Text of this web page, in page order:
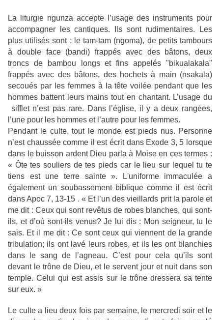
La liturgie ngunza accepte l’usage des instruments pour
accompagner les cantiques. Ils sont rudimentaires. Les
plus utilisés sont : le tam-tam (ngoma), de petits tambours
à double face (bandi) frappés avec des bâtons, deux
troncs de bambou longs et fins appelés "bikualakala"
frappés avec des bâtons, des hochets à main (nsakala)
secoués par les femmes à la tête voilée pendant que les
hommes battent leurs mains tout en chantant. L’usage du
sifflet n’est pas rare. Dans l’église, il y a deux rangées,
l’une pour les hommes et l’autre pour les femmes.
Pendant le culte, tout le monde est pieds nus. Personne
n’est chaussée comme il est écrit dans Exode 3, 5 lorsque
dans le buisson ardent Dieu parla à Moise en ces termes :
« Ôte tes souliers de tes pieds car le lieu sur lequel tu te
tiens est une terre sainte ». L'uniforme immaculée a
également un soubassement biblique comme il est écrit
dans Apoc 7, 13-15 . « Et l’un des vieillards prit la parole et
me dit : Ceux qui sont revêtus de robes blanches, qui sont-
ils, et d’où sont-ils venus? Je lui dis : Mon seigneur, tu le
sais. Et il me dit : Ce sont ceux qui viennent de la grande
tribulation; ils ont lavé leurs robes, et ils les ont blanchies
dans le sang de l’agneau. C’est pour cela qu’ils sont
devant le trône de Dieu, et le servent jour et nuit dans son
temple. Celui qui est assis sur le trône dressera sa tente
sur eux. »
Le culte a lieu deux fois par semaine, le mercredi soir et le